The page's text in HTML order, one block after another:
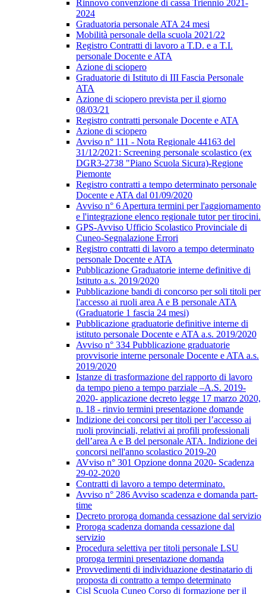
Rinnovo convenzione di cassa Triennio 2021-
2024
Graduatoria personale ATA 24 mesi
Mobilità personale della scuola 2021/22
Registro Contratti di lavoro a T.D. e a T.I.
personale Docente e ATA
Azione di sciopero
Graduatorie di Istituto di III Fascia Personale
ATA
Azione di sciopero prevista per il giorno
08/03/21
Registro contratti personale Docente e ATA
Azione di sciopero
Avviso n° 111 - Nota Regionale 44163 del
31/12/2021: Screening personale scolastico (ex
DGR3-2738 "Piano Scuola Sicura)-Regione
Piemonte
Registro contratti a tempo determinato personale
Docente e ATA dal 01/09/2020
Avviso n° 6 Apertura termini per l'aggiornamento
e l'integrazione elenco regionale tutor per tirocini.
GPS-Avviso Ufficio Scolastico Provinciale di
Cuneo-Segnalazione Errori
Registro contratti di lavoro a tempo determinato
personale Docente e ATA
Pubblicazione Graduatorie interne definitive di
Istituto a.s. 2019/2020
Pubblicazione bandi di concorso per soli titoli per
l'accesso ai ruoli area A e B personale ATA
(Graduatorie 1 fascia 24 mesi)
Pubblicazione graduatorie definitive interne di
istituto personale Docente e ATA a.s. 2019/2020
Avviso n° 334 Pubblicazione graduatorie
provvisorie interne personale Docente e ATA a.s.
2019/2020
Istanze di trasformazione del rapporto di lavoro
da tempo pieno a tempo parziale –A.S. 2019-
2020- applicazione decreto legge 17 marzo 2020,
n. 18 - rinvio termini presentazione domande
Indizione dei concorsi per titoli per l’accesso ai
ruoli provinciali, relativi ai profili professionali
dell’area A e B del personale ATA. Indizione dei
concorsi nell'anno scolastico 2019-20
AVviso n° 301 Opzione donna 2020- Scadenza
29-02-2020
Contratti di lavoro a tempo determinato.
Avviso n° 286 Avviso scadenza e domanda part-
time
Decreto proroga domanda cessazione dal servizio
Proroga scadenza domanda cessazione dal
servizio
Procedura selettiva per titoli personale LSU
proroga termini presentazione domanda
Provvedimenti di individuazione destinatario di
proposta di contratto a tempo determinato
Cisl Scuola Cuneo Corso di formazione per il